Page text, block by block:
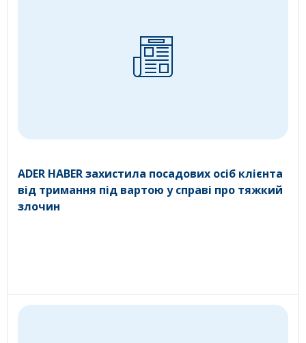
ADER HABER захистила посадових осіб клієнта
від тримання під вартою у справі про тяжкий
злочин